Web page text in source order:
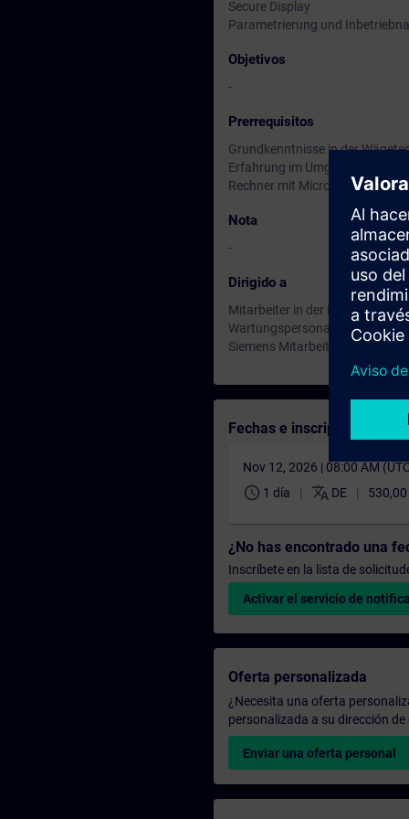
Secure Display
Parametrierung und
Objetivos
-
Prerrequisitos
Grundkenntnisse in der
Erfahrung im Umgang mit
Rechner mit Microsoft Teams
Nota
-
Dirigido a
Mitarbeiter in der Planung und
Wartungspersonal
Siemens Mitarbeiter in Vertrieb
Fechas e inscripción
Nov 12, 2026 | 08:00 AM
schedule 1 día translate DE 530,00
¿No has encontrado una
Inscríbete en la lista de
Activar el servicio de
Oferta personalizada
¿Necesita una oferta
personalizada a su dirección
Enviar una oferta personal